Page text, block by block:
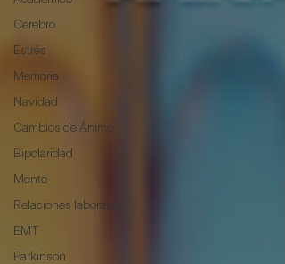
Cerebro
Estrés
Memoria
Navidad
Cambios de Ánimo
Bipolaridad
Mente
Relaciones laborales
EMT
Parkinson